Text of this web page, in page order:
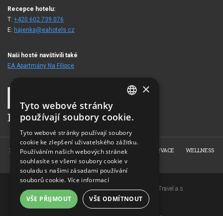
Recepce hotelu:
T: +420 602 739 076
E: hajenka@eahotels.cz
Naši hosté navštívili také
EA Apartmány Na Filipce
HOME O NÁS POKOJE RESTAURACE REZERVACE
WELLNESS
FOTOGALERIE
KONTAKT
Copyright © 2007-2026 EuroAgentur Hotels&Travel a.s.
www.bezvapobyt.cz
Všeobecné podmínky rezervace
GERMAN
×
Tyto webové stránky
používají soubory cookie.
Tyto webové stránky používají soubory
cookie ke zlepšení uživatelského zážitku.
Používáním našich webových stránek
souhlasíte se všemi soubory cookie v
souladu s našimi zásadami používání
souborů cookie. Více informací
VŠE PŘIJMOUT VŠE ODMÍTNOUT